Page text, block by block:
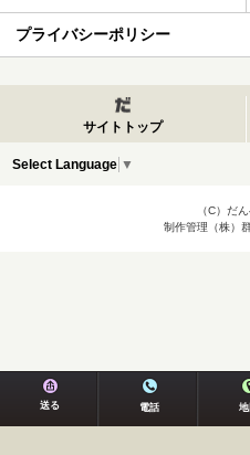
プライバシーポリシー
サイトトップ
Select Language ▼
（C）だ
制作管理（株）
送る 電話 地